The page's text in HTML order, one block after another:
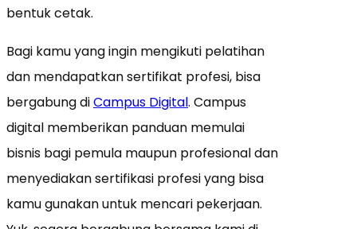
bentuk cetak.
Bagi kamu yang ingin mengikuti pelatihan
dan mendapatkan sertifikat profesi, bisa
bergabung diCampus Digital. Campus
digital memberikan panduan memulai
bisnis bagi pemula maupun profesional dan
menyediakan sertifikasi profesi yang bisa
kamu gunakan untuk mencari pekerjaan.